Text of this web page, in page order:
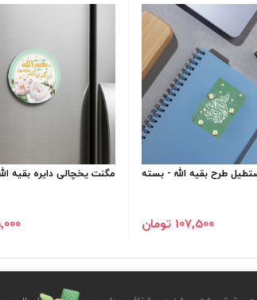
طرح بقیه الله - بسته
107٬500 تومان
مگنت یخچالی دایره بقیه
15٬000